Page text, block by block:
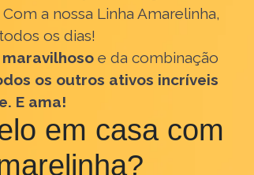
soltos, sem química agressiva
Com a nossa Linha Amarelinha,
todos os dias!
maravilhosoe da combinação
todos os outros ativos incríveis
E ama!
em casa com